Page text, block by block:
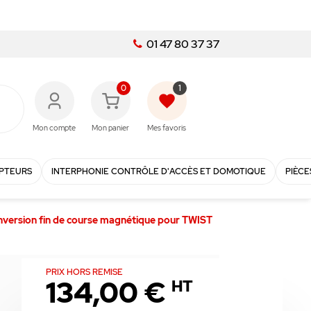
01 47 80 37 37
Mon compte
0
Mon panier
favorite
1
Mes favoris
INTERPHONIE CONTRÔLE D'ACCÈS ET DOMOTIQUE
fin de course magnétique pour TWIST
PRIX HORS REMISE
134,00 € HT